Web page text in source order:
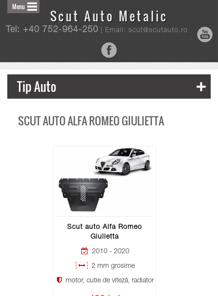
Scut Auto Metalic
Tel: +40 752-964-250| Email: scut@scutauto.ro
Menu
Tip Auto
SCUT AUTO ALFA ROMEO GIULIETTA
Scut auto Alfa Romeo
Giulietta
2010 - 2020
2 mm grosime
motor, cutie de viteză, radiator